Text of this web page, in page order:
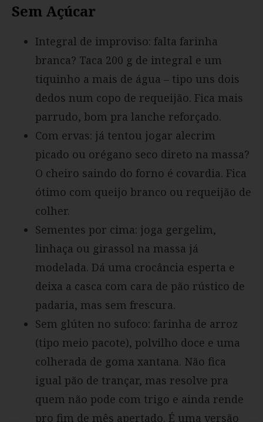
Sem Açúcar
Integral de improviso: falta farinha
branca? Taca 200 g de integral e um
tiquinho a mais de água – tipo uns dois
dedos num copo de requeijão. Fica mais
parrudo, bom pra lanche reforçado.
Com ervas: já tentou jogar alecrim
picado ou orégano seco direto na massa?
O cheiro saindo do forno é covardia. Fica
ótimo com queijo branco ou requeijão de
colher.
Sementes por cima: joga gergelim,
linhaça ou girassol na massa já
modelada. Dá uma crocância esperta e
deixa a casca com cara de pão rústico de
padaria, mas sem frescura.
Sem glúten no sufoco: farinha de arroz
(tipo meio pacote), polvilho doce e uma
colherada de goma xantana. Não fica
igual pão de trançar, mas resolve pra
quem não pode com trigo e ainda rende
pro fim de mês apertado. É uma versão